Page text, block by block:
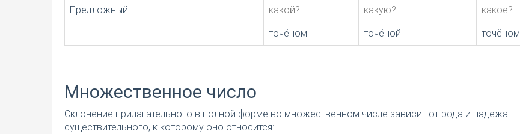
Предложный какой? какую? какое?
точёном точёной точёном
Множественное число
Склонение прилагательного в полной форме во множественном числе зависит от рода и падежа
существительного, к которому оно относится: